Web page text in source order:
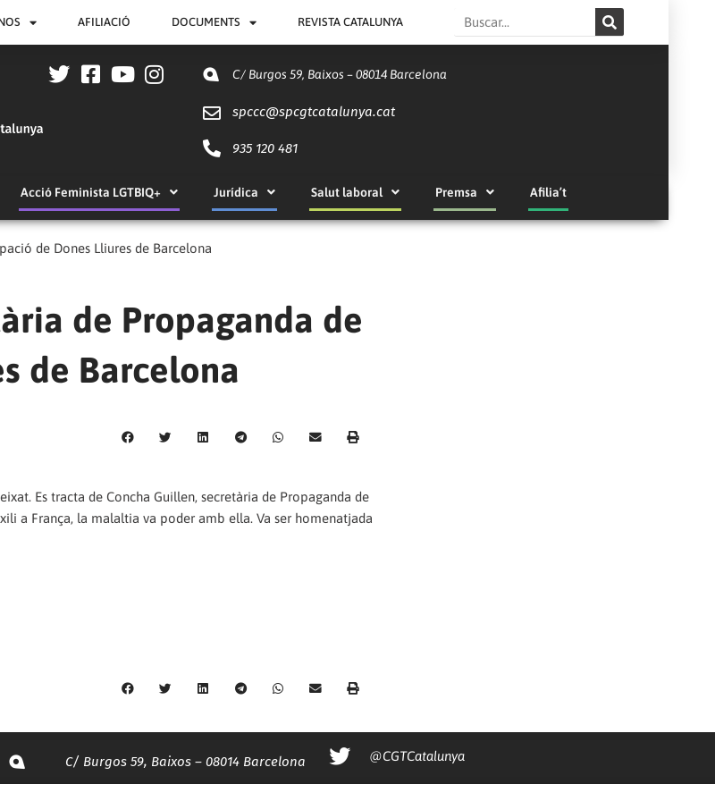
AFILIACIÓ DOCUMENTS REVISTA CATALUNYA Search
C/ Burgos 59, Baixos – 08014 Barcelona
spccc@spcgtcatalunya.cat
935 120 481
Acció Feminista LGTBIQ+ Jurídica Salut laboral Premsa Afilia’t
de Dones Lliures de Barcelona
de Propaganda de
de Barcelona
Es tracta de Concha Guillen, secretària de Propaganda de
a França, la malaltia va poder amb ella. Va ser homenatjada
C/ Burgos 59, Baixos – 08014 Barcelona @CGTCatalunya